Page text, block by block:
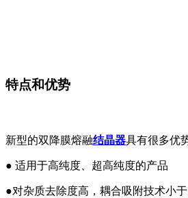
特点和优势
新型的双降膜熔融结晶器具有很多优
● 适用于高纯度、超高纯度的产品
●对杂质去除度高，耦合吸附技术小于